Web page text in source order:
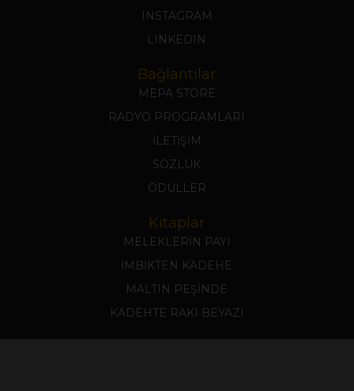
INSTAGRAM
LINKEDIN
Bağlantılar
MEPA STORE
RADYO PROGRAMLARI
İLETİŞİM
SÖZLÜK
ÖDÜLLER
Kitaplar
MELEKLERİN PAYI
İMBİKTEN KADEHE
MALTIN PEŞİNDE
KADEHTE RAKI BEYAZI